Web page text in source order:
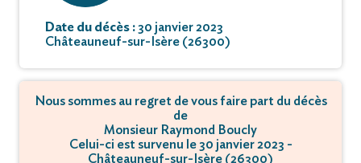
Date du décès :30 janvier 2023
Châteauneuf-sur-Isère (26300)
Nous sommes au regret de vous faire part du décès
de
Monsieur Raymond Boucly
Celui-ci est survenu le 30 janvier 2023 -
Châteauneuf-sur-Isère (26300)